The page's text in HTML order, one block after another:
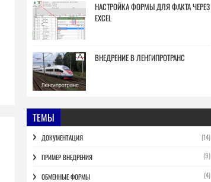
НАСТРОЙКА ФОРМЫ ДЛЯ ФАКТА ЧЕРЕЗ
EXCEL
ВНЕДРЕНИЕ В ЛЕНГИПРОТРАНС
ТЕМЫ
ДОКУМЕНТАЦИЯ (14)
ПРИМЕР ВНЕДРЕНИЯ (9)
ОБМЕННЫЕ ФОРМЫ (4)